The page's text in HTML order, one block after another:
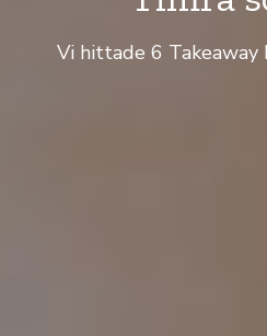
Vi hittade 6 Takeaway